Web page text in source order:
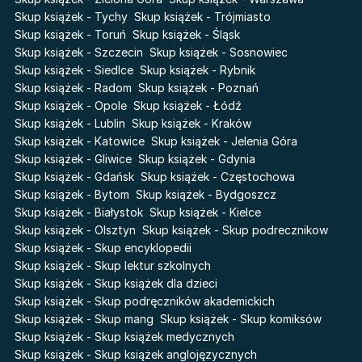
Poznawaj świat z Basią
The Hazel Wood
Zmierzch
Faye
Katie Maguire
Liceum Freuda
Sherlock Holmes Society
Przebudzenie powietrza
Pieśń Lwicy
Akademia wampirów
Karneval
Baśń o złamanym sercu
Prosta zabawa
Skup książek - Tychy Skup książek - Trójmiasto
Skup książek - Toruń Skup książek - Śląsk
Skup książek - Szczecin Skup książek - Sosnowiec
Skup książek - Siedlce Skup książek - Rybnik
Skup książek - Radom Skup książek - Poznań
Skup książek - Opole Skup książek - Łódź
Skup książek - Lublin Skup książek - Kraków
Skup książek - Katowice Skup książek - Jelenia Góra
Skup książek - Gliwice Skup książek - Gdynia
Skup książek - Gdańsk Skup książek - Częstochowa
Skup książek - Bytom Skup książek - Bydgoszcz
Skup książek - Białystok Skup książek - Kielce
Skup książek - Olsztyn Skup książek - Skup podrecznikow
Skup książek - Skup encyklopedii
Skup książek - Skup lektur szkolnych
Skup książek - Skup książek dla dzieci
Skup książek - Skup podręczników akademickich
Skup książek - Skup mang Skup książek - Skup komiksów
Skup książek - Skup książek medycznych
Skup książek - Skup książek anglojęzycznych